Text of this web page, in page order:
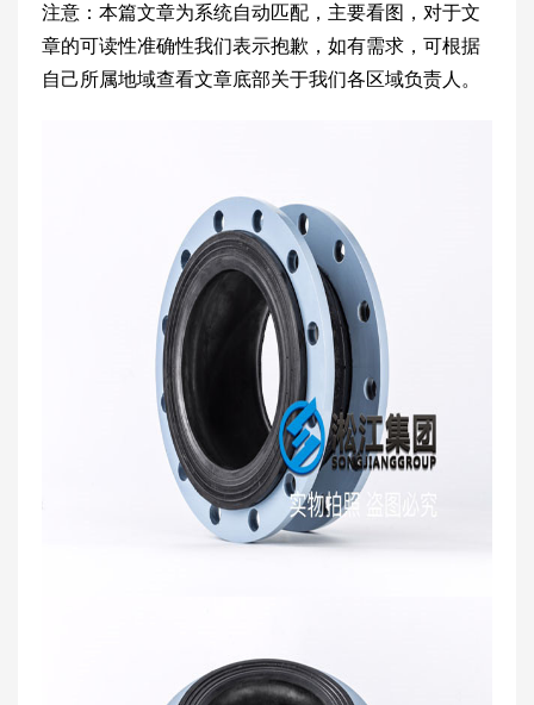
注意：本篇文章为系统自动匹配，主要看图，对于文
章的可读性准确性我们表示抱歉，如有需求，可根据
自己所属地域查看文章底部关于我们各区域负责人。